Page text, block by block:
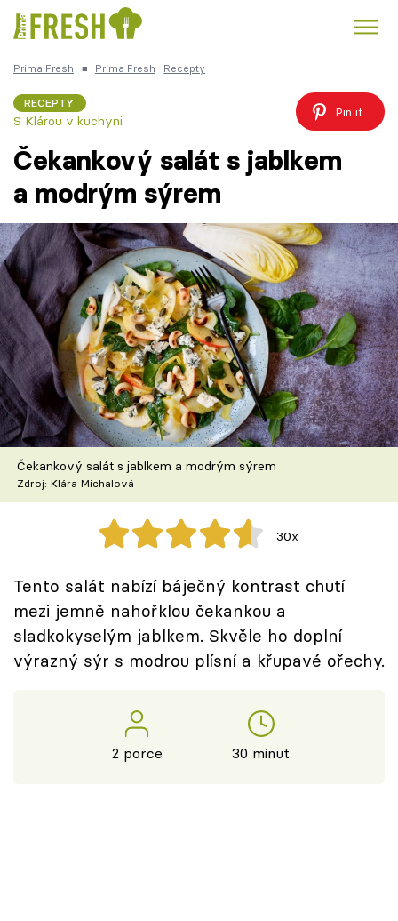
Česká kuchyně
Témata
Recepty
Články
TV Program
Škola vaření
Recepty z TV
Speciál: Cuketa
Těhotnej kuchař
Sledujte prima+
Přihlášení
Prima Fresh ■ Prima Fresh Recepty
RECEPTY
S Klárou v kuchyni
Pin it
Čekankový salát s jablkem
a modrým sýrem
Čekankový salát s jablkem a modrým sýrem
Zdroj: Klára Michalová
30x
Tento salát nabízí báječný kontrast chutí
mezi jemně nahořklou čekankou a
sladkokyselým jablkem. Skvěle ho doplní
výrazný sýr s modrou plísní a křupavé ořechy.
2 porce 30 minut